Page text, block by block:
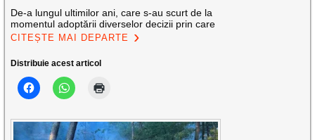
De-a lungul ultimilor ani, care s-au scurt de la
momentul adoptării diverselor decizii prin care
CITEȘTE MAI DEPARTE
Distribuie acest articol